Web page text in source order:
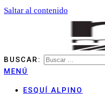
Saltar al contenido
MONTANHA
BUSCAR:
MENÚ
ESQUÍ ALPINO